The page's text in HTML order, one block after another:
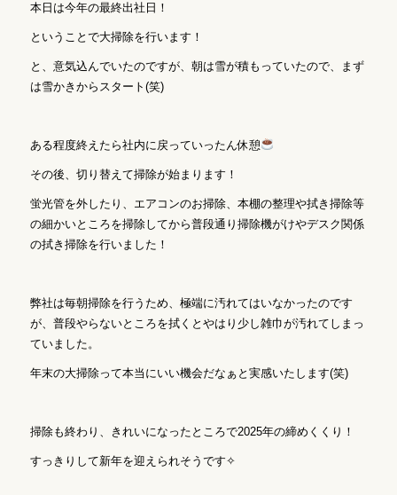
本日は今年の最終出社日！
ということで大掃除を行います！
と、意気込んでいたのですが、朝は雪が積もっていたので、まず
は雪かきからスタート(笑)
ある程度終えたら社内に戻っていったん休憩
その後、切り替えて掃除が始まります！
蛍光管を外したり、エアコンのお掃除、本棚の整理や拭き掃除等
の細かいところを掃除してから普段通り掃除機がけやデスク関係
の拭き掃除を行いました！
弊社は毎朝掃除を行うため、極端に汚れてはいなかったのです
が、普段やらないところを拭くとやはり少し雑巾が汚れてしまっ
ていました。
年末の大掃除って本当にいい機会だなぁと実感いたします(笑)
掃除も終わり、きれいになったところで2025年の締めくくり！
すっきりして新年を迎えられそうです✧